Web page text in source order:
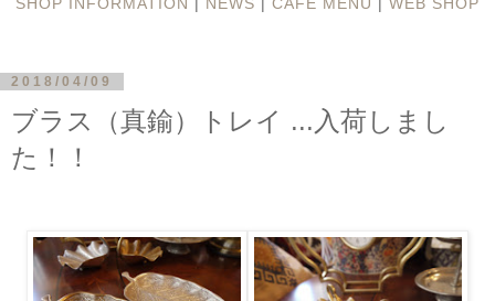
2018/04/09
ブラス（真鍮）トレイ ...入荷しまし
た！！